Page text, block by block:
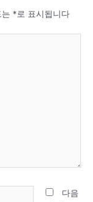
*로 표시됩니다
다음